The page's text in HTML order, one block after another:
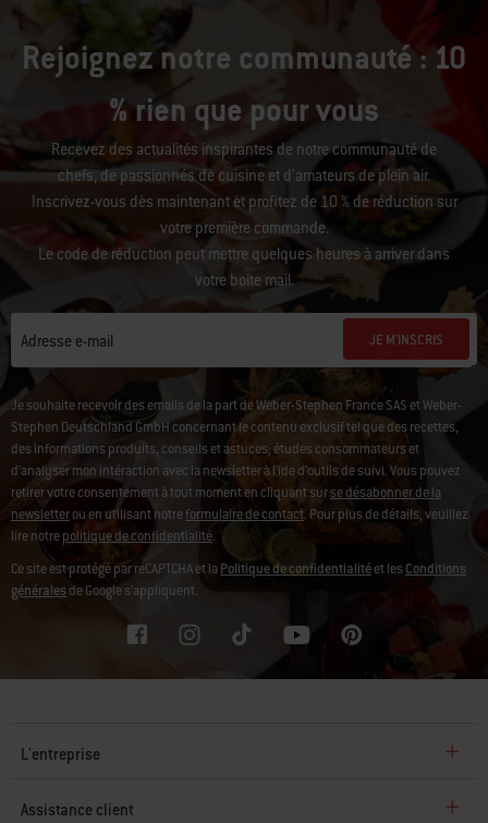
Rejoignez notre communauté : 10
% rien que pour vous
Recevez des actualités inspirantes de notre communauté de
chefs, de passionnés de cuisine et d’amateurs de plein air.
Inscrivez-vous dès maintenant et profitez de 10 % de réduction sur
votre première commande.
Le code de réduction peut mettre quelques heures à arriver dans
votre boîte mail.
Adresse e-mail JE M'INSCRIS
Je souhaite recevoir des emails de la part de Weber-Stephen France SAS et Weber-
Stephen Deutschland GmbH concernant le contenu exclusif tel que des recettes,
des informations produits, conseils et astuces, études consommateurs et
d'analyser mon intéraction avec la newsletter à l'ide d'outils de suivi. Vous pouvez
retirer votre consentement à tout moment en cliquant surse désabonner de la
newsletterou en utilisant notreformulaire de contact. Pour plus de détails, veuillez
lire notrepolitique de confidentialité.
Ce site est protégé par reCAPTCHA et la Politique de confidentialitéet lesConditions
généralesde Google s’appliquent.
L'entreprise
Assistance client